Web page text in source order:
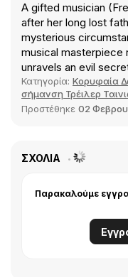
A gifted musician
after her long lost
mysterious
musical masterpiece
unravels an evil
Κατηγορία: Κορυφαία
σήμανση Τρέιλερ
Προστέθηκε 02
ΣΧΌΛΙΑ
Παρακαλούμε